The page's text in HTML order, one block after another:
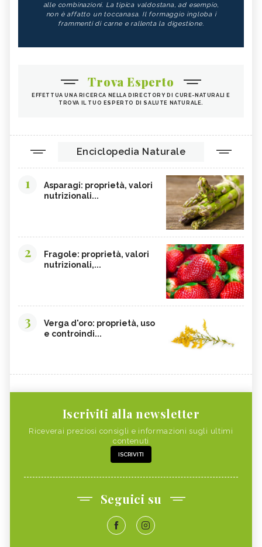
alle combinazioni. La tipica valdostana, ad esempio,
non è affatto un toccanasa. Il formaggio ingloba i
frammenti di carne e rallenta la digestione.
Trova Esperto
EFFETTUA UNA RICERCA NELLA DIRECTORY DI CURE-NATURALI E
TROVA IL TUO ESPERTO DI SALUTE NATURALE.
Enciclopedia Naturale
1
Asparagi: proprietà, valori
nutrizionali...
2
Fragole: proprietà, valori
nutrizionali,...
3
Verga d'oro: proprietà, uso
e controindi...
Iscriviti alla newsletter
Riceverai preziosi consigli e informazioni sugli ultimi
contenuti
ISCRIVITI
Seguici su